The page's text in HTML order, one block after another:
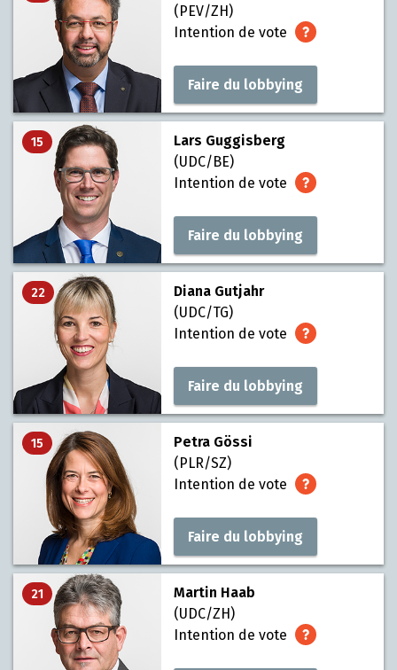
(PEV/ZH)
Intention de vote
Faire du lobbying
15
Lars Guggisberg
(UDC/BE)
Intention de vote
Faire du lobbying
22
Diana Gutjahr
(UDC/TG)
Intention de vote
Faire du lobbying
15
Petra Gössi
(PLR/SZ)
Intention de vote
Faire du lobbying
21
Martin Haab
(UDC/ZH)
Intention de vote